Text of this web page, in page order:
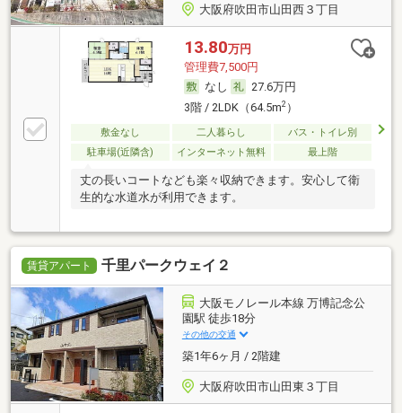
大阪府吹田市山田西３丁目
13.80万円
管理費7,500円
なし
27.6万円
3階 / 2LDK（64.5m2）
敷金なし 二人暮らし
バス・トイレ別
駐車場(近隣含)
インターネット無料 最上階
丈の長いコートなども楽々収納できます。安心して衛
生的な水道水が利用できます。
賃貸アパート 千里パークウェイ２
大阪モノレール本線 万博記念公
園駅 徒歩18分
その他の交通
築1年6ヶ月 / 2階建
大阪府吹田市山田東３丁目